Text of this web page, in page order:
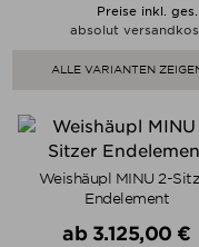
Preise inkl.
absolut
ALLE VARIANTEN
Weishäupl MINU 2-
Endelement
Verkaufspreis
ab 3.125,00 €